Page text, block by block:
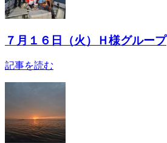
７月１６日（火）Ｈ様グループ
記事を読む